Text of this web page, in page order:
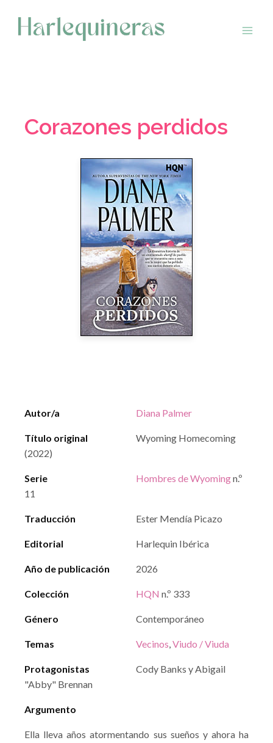
contenido
Corazones perdidos
Autor/a Diana Palmer
Título original
Wyoming Homecoming
(2022)
Serie Hombres de Wyomingn.º
11
Traducción Ester Mendía Picazo
Editorial Harlequin Ibérica
Año de publicación 2026
Colección HQN n.º 333
Género Contemporáneo
Temas Vecinos,Viudo / Viuda
Protagonistas
Cody Banks y Abigail
"Abby" Brennan
Argumento
Ella lleva años atormentando sus sueños y ahora ha